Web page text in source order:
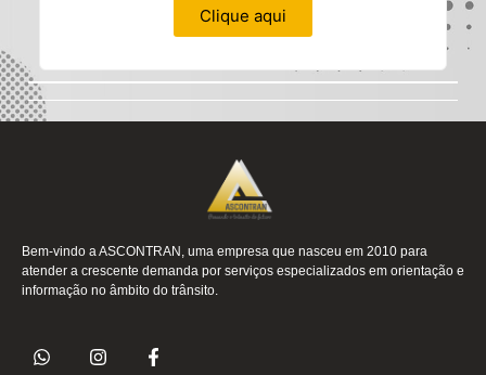
Clique aqui
Bem-vindo a ASCONTRAN, uma empresa que nasceu em 2010 para
atender a crescente demanda por serviços especializados em orientação e
informação no âmbito do trânsito.